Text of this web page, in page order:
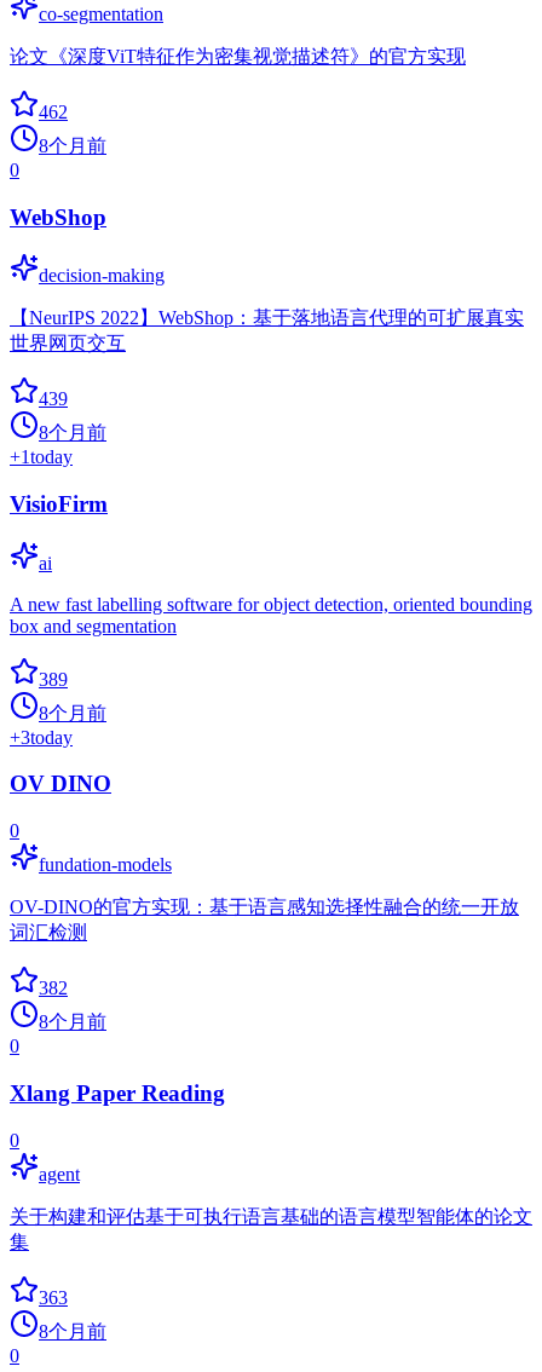
co-segmentation
论文《深度ViT特征作为密集视觉描述符》的官方实现
462
8个月前
0
WebShop
decision-making
【NeurIPS 2022】WebShop：基于落地语言代理的可扩展真实
世界网页交互
439
8个月前
+1today
VisioFirm
ai
A new fast labelling software for object detection, oriented bounding
box and segmentation
389
8个月前
+3today
OV DINO
0
fundation-models
OV-DINO的官方实现：基于语言感知选择性融合的统一开放
词汇检测
382
8个月前
0
Xlang Paper Reading
0
agent
关于构建和评估基于可执行语言基础的语言模型智能体的论文
集
363
8个月前
0